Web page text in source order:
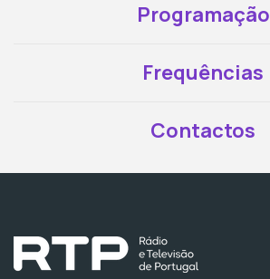
Programação
Frequências
Contactos